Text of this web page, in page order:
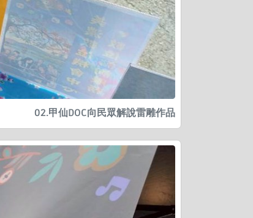
02.甲仙DOC向民眾解說雷雕作品